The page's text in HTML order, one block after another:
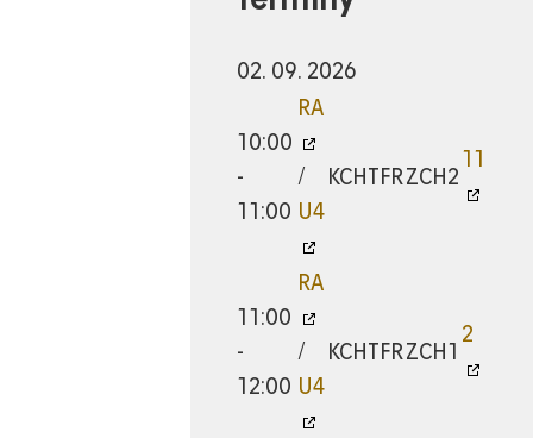
02. 09. 2026
10:00
-
11:00
RA
/
U4
KCHTFR ZCH2
11
11:00
-
12:00
RA
/
U4
KCHTFR ZCH1
2